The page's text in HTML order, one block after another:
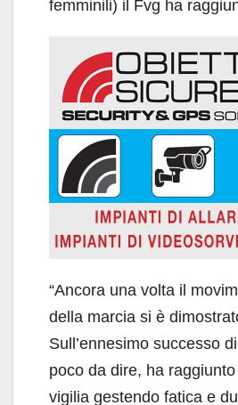
femminili) il Fvg ha
“Ancora una volta il
della marcia si è
Sull’ennesimo successo
poco da dire, ha raggiunto
vigilia gestendo fatica e